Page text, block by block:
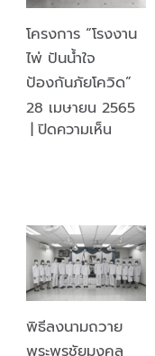
โครงการ “โรงงาน
ไพ่ ปันน้ำใจ
ป้องกันภัยโควิด”
28 เมษายน 2565
| ปิดความเห็น
น้ำใจ
ป้องกัน
ภัย
โค
วิด”
พิธีลงนามถวาย
พระพรชัยมงคล